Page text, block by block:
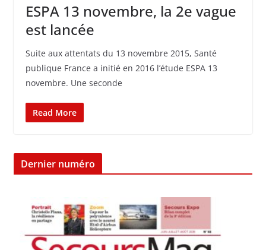
ESPA 13 novembre, la 2e vague
est lancée
Suite aux attentats du 13 novembre 2015, Santé
publique France a initié en 2016 l’étude ESPA 13
novembre. Une seconde
Read More
Dernier numéro